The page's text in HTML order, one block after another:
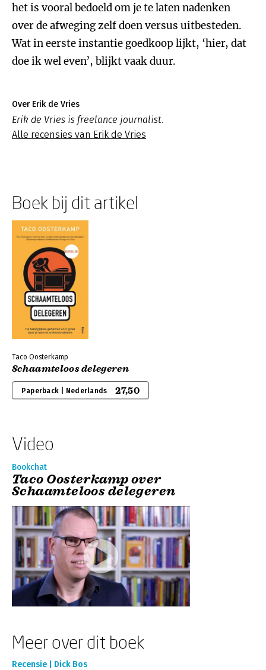
het is vooral bedoeld om je te laten nadenken
over de afweging zelf doen versus uitbesteden.
Wat in eerste instantie goedkoop lijkt, ‘hier, dat
doe ik wel even’, blijkt vaak duur.
Over Erik de Vries
Erik de Vries is freelance journalist.
Alle recensies van Erik de Vries
Boek bij dit artikel
Taco Oosterkamp
Schaamteloos delegeren
Paperback | Nederlands 27,50
Video
Bookchat
Taco Oosterkamp over
Schaamteloos delegeren
Meer over dit boek
Recensie | Dick Bos